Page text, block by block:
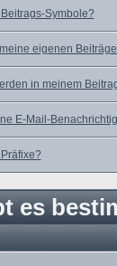
Symbole?
eigenen
in meinem
E-Mail-
es